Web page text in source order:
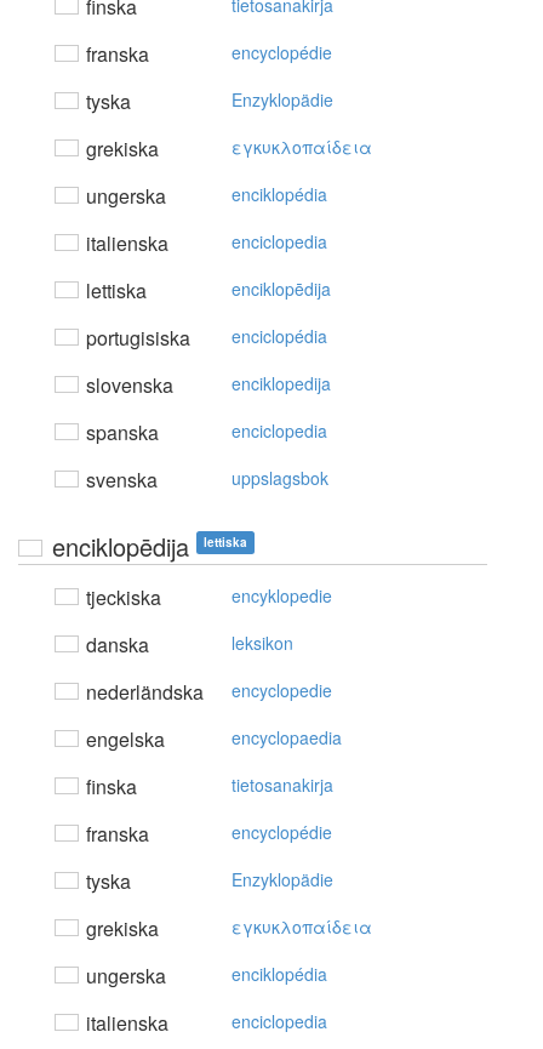
finska tietosanakirja
franska encyclopédie
tyska Enzyklopädie
grekiska εγκυκλoπαίδεια
ungerska enciklopédia
italienska enciclopedia
lettiska enciklopēdija
portugisiska enciclopédia
slovenska enciklopedija
spanska enciclopedia
svenska uppslagsbok
enciklopēdija lettiska
tjeckiska encyklopedie
danska leksikon
nederländska encyclopedie
engelska encyclopaedia
finska tietosanakirja
franska encyclopédie
tyska Enzyklopädie
grekiska εγκυκλoπαίδεια
ungerska enciklopédia
italienska enciclopedia